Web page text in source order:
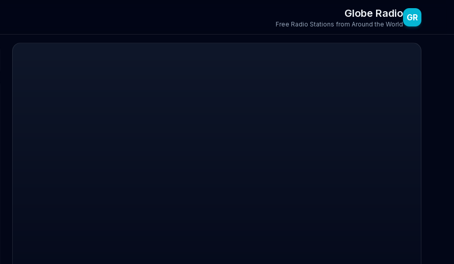
GR
Globe Radio
Free Radio Stations from Around the World